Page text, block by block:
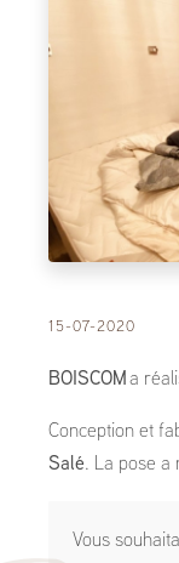
15-07-2020
BOISCOM a
Conception et
Salé. La pose a
Vous